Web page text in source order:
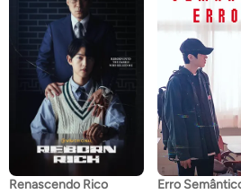
Renascendo Rico
Erro